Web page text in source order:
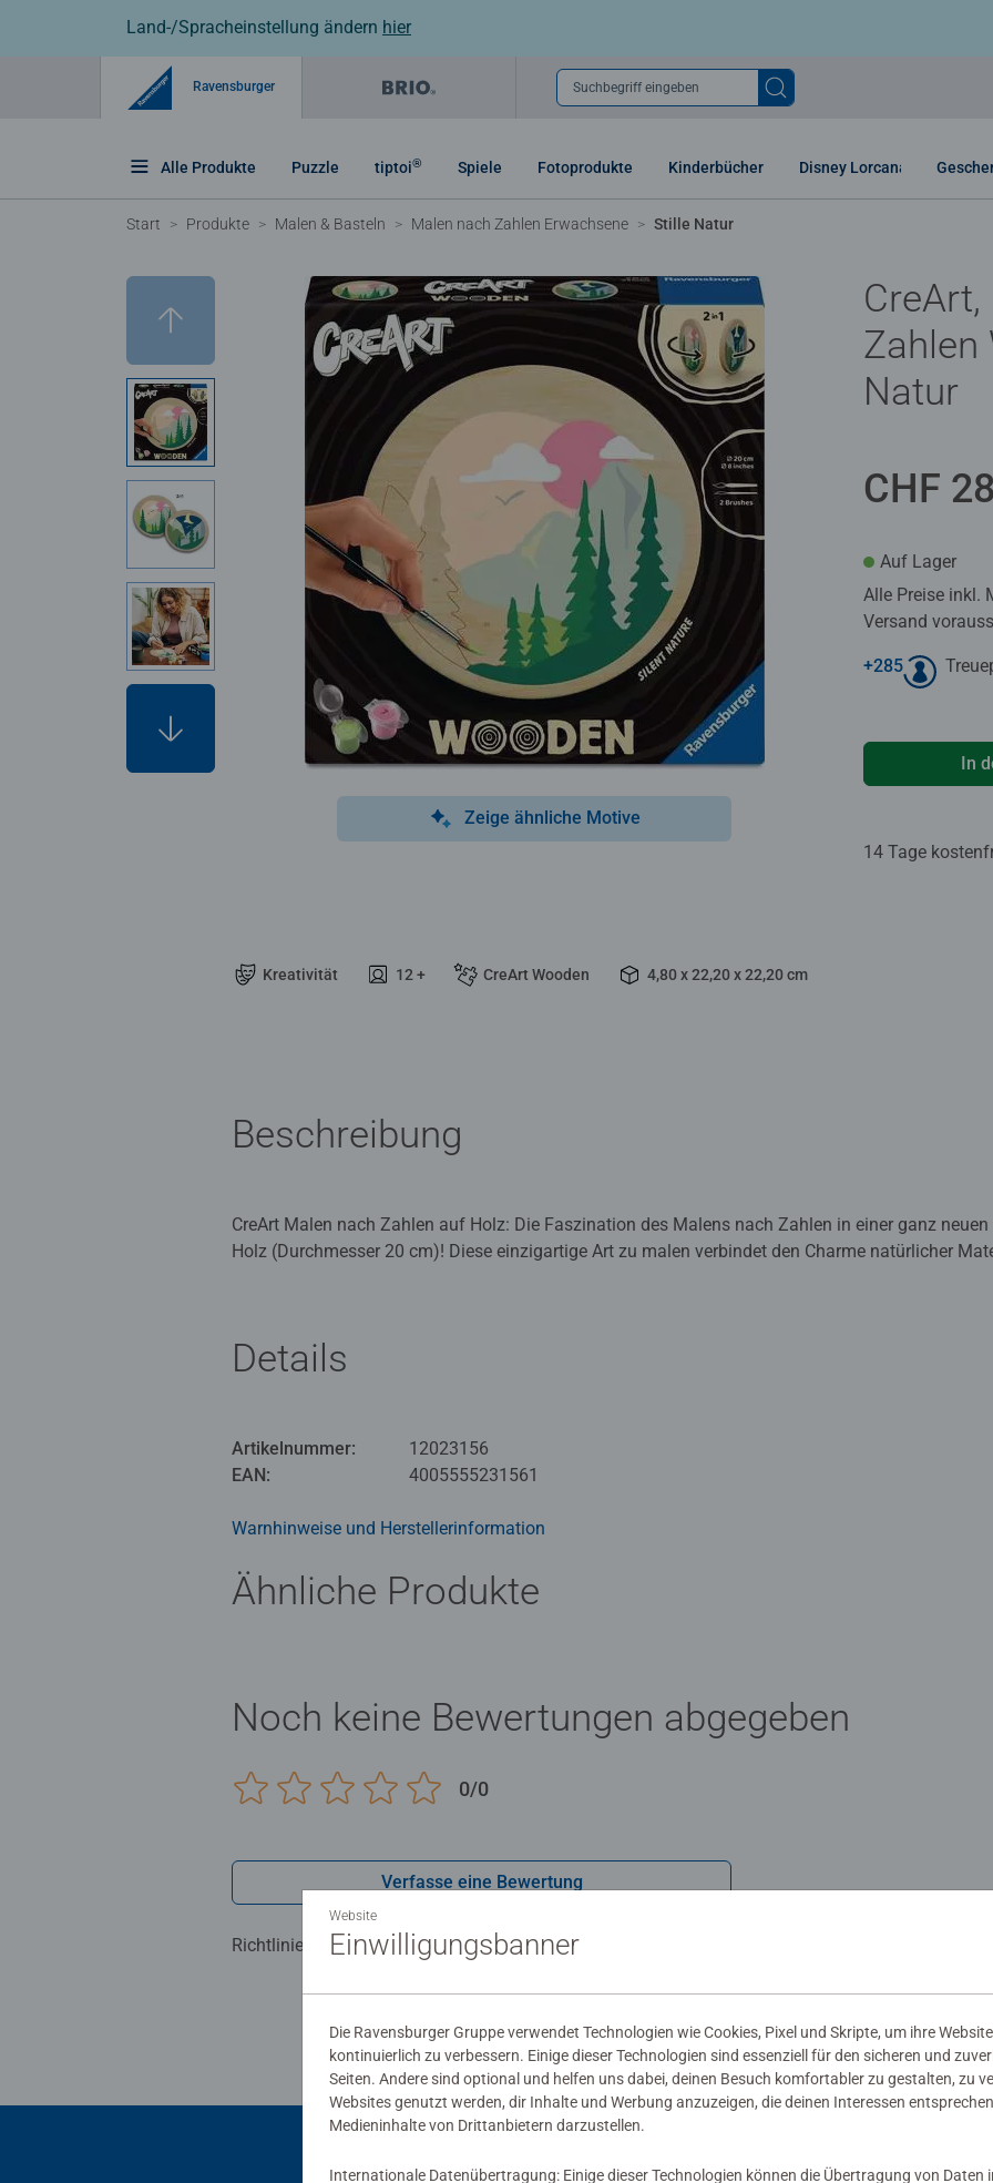
Land-/Spracheinstellung ändern hier
Ravensburger Suchbegriff eingeben
Alle Produkte Puzzle tiptoi® Spiele Fotoprodukte Kinderbücher Disney Lorcana
Start Produkte Malen & Basteln Malen nach Zahlen Erwachsene Stille Natur
Zeige ähnliche Motive
Kreativität 12 + CreArt Wooden 4,80 x 22,20 x 22,20 cm
Zahlen
Natur
CHF
Auf Lager
Alle Preise inkl.
Versand
+285
In
14 Tage
Beschreibung
CreArt Malen nach Zahlen auf Holz: Die Faszination des Malens nach Zahlen in einer ganz
Holz (Durchmesser 20 cm)! Diese einzigartige Art zu malen verbindet den Charme natürlicher
- Pinsel bereit, auf die Plätze, fertig, los! Mit unseren Komplettsets für Ihre eigene Holz-Deco-Kunst
- Der praktische Aufhänger macht Ihr Kunstwerk zum dekorativen Element für die Wand
- Entspannen und Stress abbauen beim Malen des Motivs Stille Natur! Wooden war noch nie so
- Das Motiv Stille Natur eignet sich auch für Einsteiger in das CreArt Malen nach Zahlen
Details
Artikelnummer:
12023156
EAN:
4005555231561
Warnhinweise und Herstellerinformation
Ähnliche Produkte
Noch keine Bewertungen abgegeben
0/0
Verfasse eine Bewertung
Richtlinien für Bewertungen
Website
Einwilligungsbanner
Die Ravensburger Gruppe verwendet Technologien wie Cookies, Pixel und Skripte, um ihre
kontinuierlich zu verbessern. Einige dieser Technologien sind essenziell für den sicheren und
Seiten. Andere sind optional und helfen uns dabei, deinen Besuch komfortabler zu gestalten, zu
Websites genutzt werden, dir Inhalte und Werbung anzuzeigen, die deinen Interessen
Medieninhalte von Drittanbietern darzustellen.
Internationale Datenübertragung: Einige dieser Technologien können die Übertragung von Daten